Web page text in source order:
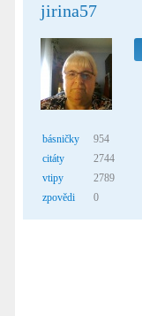
jirina57
básničky
954
citáty
2744
vtipy
2789
zpovědi
0